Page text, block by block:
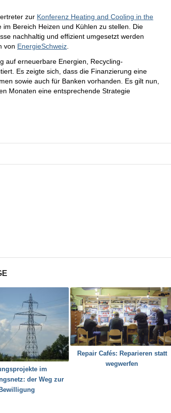
zur Konferenz Heating and Cooling in the
im Bereich Heizen und Kühlen zu stellen. Die
nachhaltig und effizient umgesetzt werden
von EnergieSchweiz
auf erneuerbare Energien, Recycling-
Es zeigte sich, dass die Finanzierung eine
sowie auch für Banken vorhanden. Es gilt nun,
Monaten eine entsprechende Strategie
im
der Weg zur
Bewilligung
Repair Cafés: Reparieren statt
wegwerfen